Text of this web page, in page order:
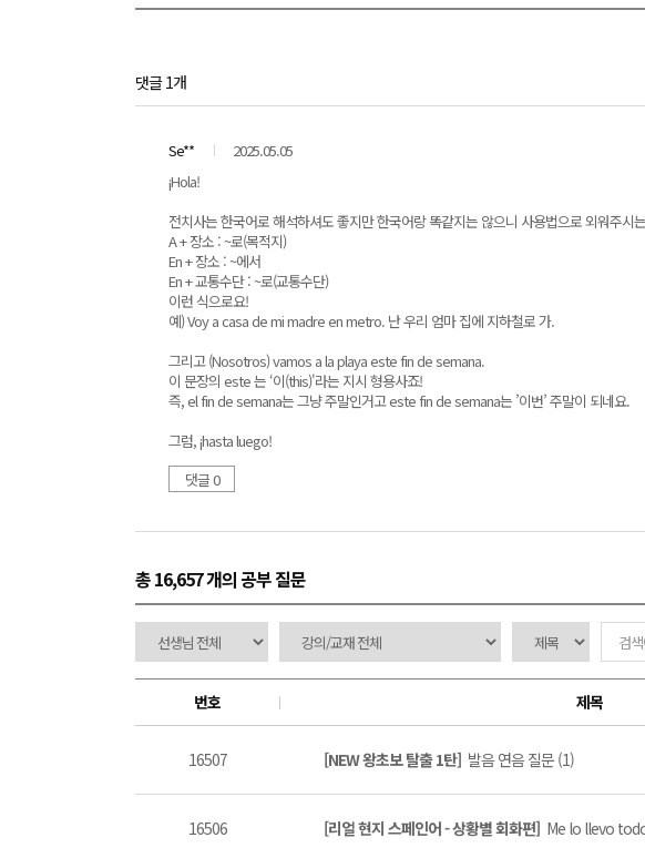
댓글 1개
Se**
2025.05.05
¡Hola!
전치사는 한국어로 해석하셔도 좋지만 한국어랑 똑같지는 않으니 사용법으로 외워주시
A + 장소 : ~로(목적지)
En + 장소 : ~에서
En + 교통수단 : ~로(교통수단)
이런 식으로요!
예) Voy a casa de mi madre en metro. 난 우리 엄마 집에 지하철로 가.
그리고 (Nosotros) vamos a la playa este fin de semana.
이 문장의 este 는 ‘이(this)'라는 지시 형용사죠!
즉, el fin de semana는 그냥 주말인거고 este fin de semana는 ’이번’ 주말이 되네요.
그럼, ¡hasta luego!
댓글 0
총 16,657 개의 공부 질문
번호 제목
16507 [NEW 왕초보 탈출 1탄] 발음 연음 질문 (1)
16506 [리얼 현지 스페인어 - 상황별 회화편] Me lo llevo